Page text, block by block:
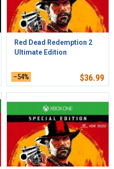
Red Dead Redemption 2
Ultimate Edition
–54% $36.99